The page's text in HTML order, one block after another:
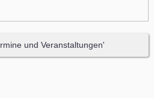
und Veranstaltungen'